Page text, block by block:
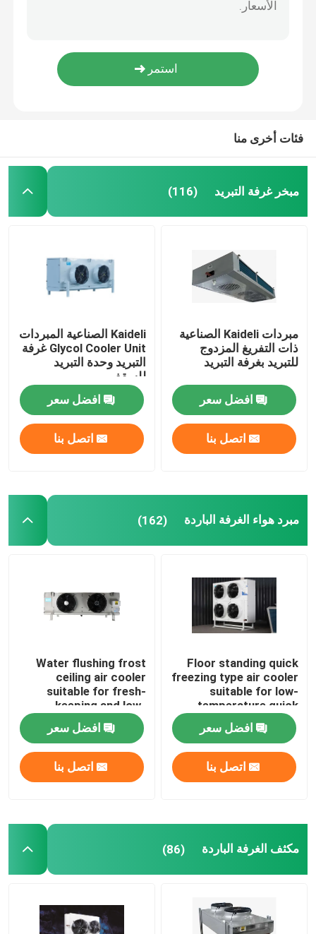
مكثف الغرفة الباردة
معدات تبريد الغرفة الباردة
وحدة التكثيف المبردة بالماء
وحدة تكثيف الضاغط
مكثف مبرد بالماء
وحدة تكثيف غرفة الفريزر
وحدة تكثيف التمرير
مستقبل سائل أفقي
وحدة تكثيف غرفة التجميد بيتزر 404a المبرد
فئات أخرى منا
مبخر غرفة التبريد (116)
مبردات Kaideli الصناعية
ذات التفريغ المزدوج
للتبريد بغرفة التبريد
افضل سعر
اتصل بنا
Kaideli الصناعية المبردات
Glycol Cooler Unit غرفة
التبريد وحدة التبريد
للسقف
افضل سعر
اتصل بنا
مبرد هواء الغرفة الباردة (162)
Floor standing quick
freezing type air cooler
suitable for low-
temperature quick
freezing cold storage,
compatible with
R404A/R507/R22
refrigerants,
supporting 220V/380V
افضل سعر
اتصل بنا
Water flushing frost
ceiling air cooler
suitable for fresh-
keeping and low-
temperature
refrigeration
warehouses,
compatible with
refrigerants such as
افضل سعر
اتصل بنا
مكثف الغرفة الباردة (86)